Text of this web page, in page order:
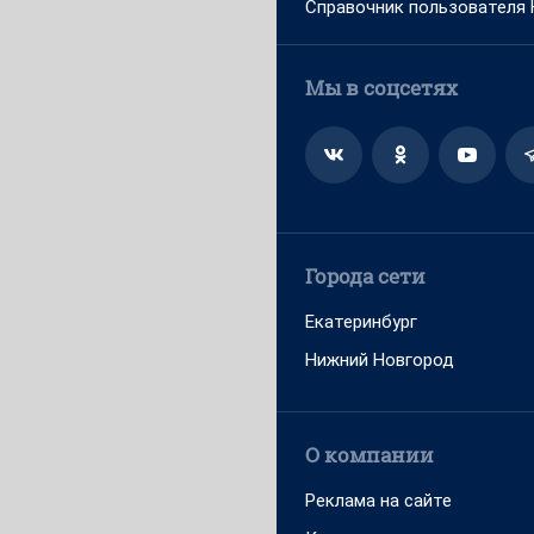
Справочник пользователя
Мы в соцсетях
Города сети
Екатеринбург
Нижний Новгород
О компании
Реклама на сайте